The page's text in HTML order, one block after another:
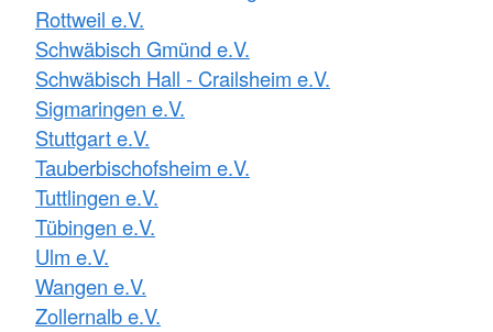
Rottweil e.V.
Schwäbisch Gmünd e.V.
Schwäbisch Hall - Crailsheim e.V.
Sigmaringen e.V.
Stuttgart e.V.
Tauberbischofsheim e.V.
Tuttlingen e.V.
Tübingen e.V.
Ulm e.V.
Wangen e.V.
Zollernalb e.V.